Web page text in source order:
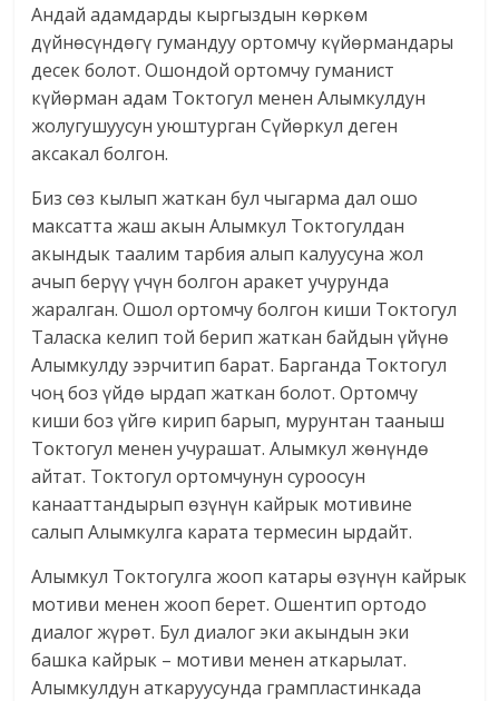
Андай адамдарды кыргыздын көркөм
дүйнөсүндөгү гумандуу ортомчу күйөрмандары
десек болот. Ошондой ортомчу гуманист
күйөрман адам Токтогул менен Алымкулдун
жолугушуусун уюштурган Сүйөркул деген
аксакал болгон.
Биз сөз кылып жаткан бул чыгарма дал ошо
максатта жаш акын Алымкул Токтогулдан
акындык таалим тарбия алып калуусуна жол
ачып берүү үчүн болгон аракет учурунда
жаралган. Ошол ортомчу болгон киши Токтогул
Таласка келип той берип жаткан байдын үйүнө
Алымкулду ээрчитип барат. Барганда Токтогул
чоң боз үйдө ырдап жаткан болот. Ортомчу
киши боз үйгө кирип барып, мурунтан тааныш
Токтогул менен учурашат. Алымкул жөнүндө
айтат. Токтогул ортомчунун суроосун
канааттандырып өзүнүн кайрык мотивине
салып Алымкулга карата термесин ырдайт.
Алымкул Токтогулга жооп катары өзүнүн кайрык
мотиви менен жооп берет. Ошентип ортодо
диалог жүрөт. Бул диалог эки акындын эки
башка кайрык – мотиви менен аткарылат.
Алымкулдун аткаруусунда грампластинкада